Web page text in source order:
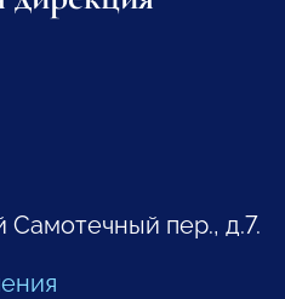
Самотечный пер., д.7.